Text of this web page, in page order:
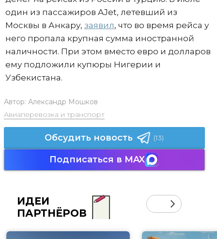
один из пассажиров AJet, летевший из
Москвы в Анкару, заявил, что во время рейса у
него пропала крупная сумма иностранной
наличности. При этом вместо евро и долларов
ему подложили купюры Нигерии и
Узбекистана.
Автор: Александр Мошков
Авиаперевозка и транспорт
Обсудить новость (13)
Подписаться в MAX
ИДЕИ
ПАРТНЁРОВ